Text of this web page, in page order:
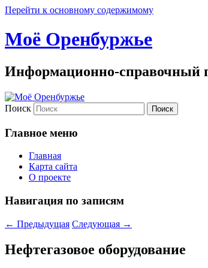
Перейти к основному содержимому
Моё Оренбуржье
Информационно-справочный
Поиск
Главное меню
Главная
Карта сайта
О проекте
Навигация по записям
← Предыдущая Следующая →
Нефтегазовое оборудование